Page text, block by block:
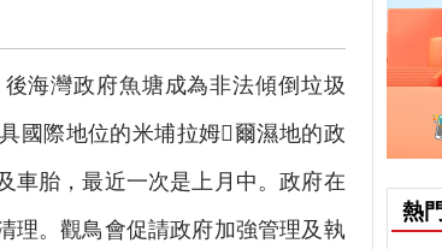
後海灣政府魚塘成為非法傾倒垃圾
國際地位的米埔拉姆爾濕地的政
車胎，最近一次是上月中。政府在
理。觀鳥會促請政府加強管理及執